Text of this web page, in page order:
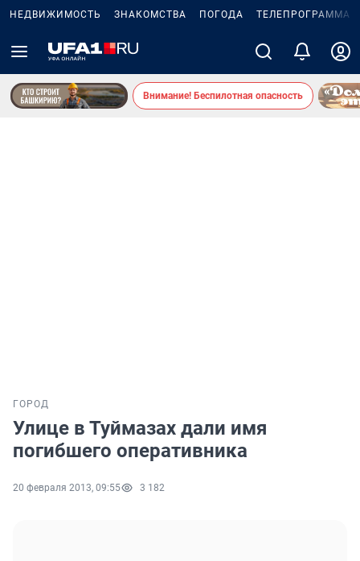
НЕДВИЖИМОСТЬ ЗНАКОМСТВА ПОГОДА ТЕЛЕПРОГРАММА
Внимание! Беспилотная опасность
ГОРОД
Улице в Туймазах дали имя
погибшего оперативника
20 февраля 2013, 09:55 3 182